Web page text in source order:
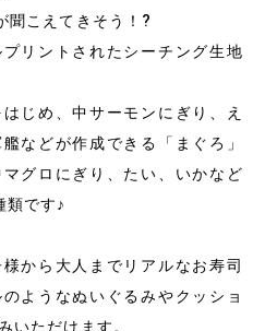
聞こえてきそう！?
リントされたシーチング生地
じめ、中サーモンにぎり、え
などが作成できる「まぐろ」
グロにぎり、たい、いかなど
類です♪
から大人までリアルなお寿司
ようなぬいぐるみやクッショ
いただけます。